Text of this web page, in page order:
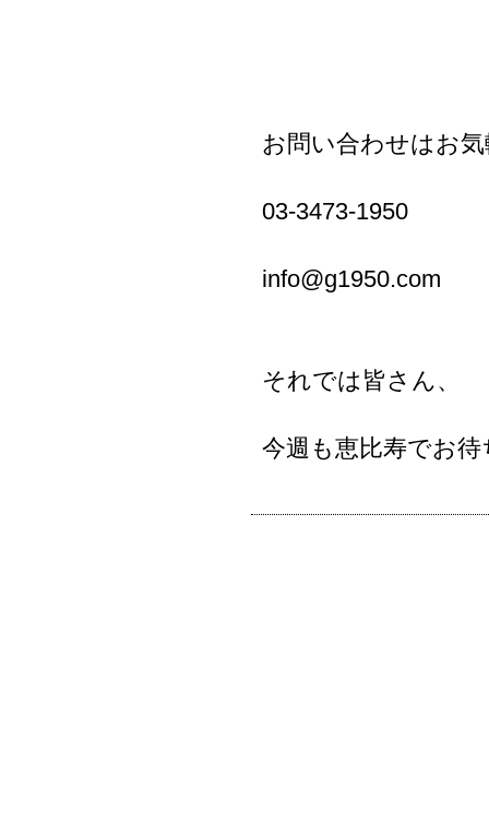
お問い合わせはお
03-3473-1950
info@g1950.com
それでは皆さん、
今週も恵比寿でお